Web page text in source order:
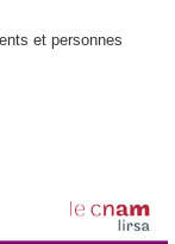
et personnes